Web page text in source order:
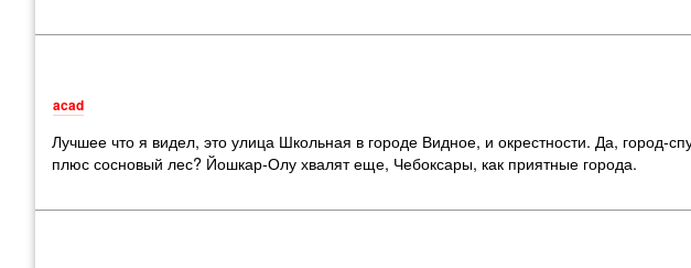
acad
Лучшее что я видел, это улица Школьная в городе Видное, и окрестности. Да, город-
плюс сосновый лес? Йошкар-Олу хвалят еще, Чебоксары, как приятные города.